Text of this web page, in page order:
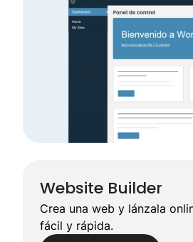
Website Builder
Crea una web y lánzala
fácil y rápida.